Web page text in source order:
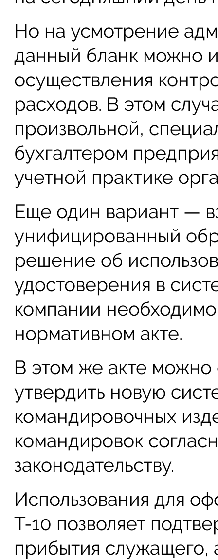
Но на усмотрение
данный бланк можно
осуществления
расходов. В этом
произвольной,
бухгалтером
учетной практике
Еще один вариант —
унифицированный
решение об
удостоверения в
компании
нормативном акте.
В этом же акте можно
утвердить новую
командировочных
командировок
законодательству.
Использования для
Т-10 позволяет
прибытия служащего,